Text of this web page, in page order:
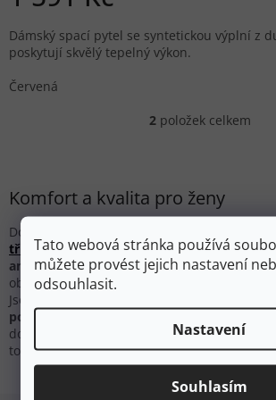
Tato webová stránka používá
můžete provést jejich nastavení
odsouhlasit.
Nastavení
Souhlasím
Dámský spací pytel se syntetickou výplní z
poskytují skvělý tepelný výkon.
Červená
Ovládací
2 položek celkem
Komfort a kvalita pro ženy
Dopřejte si to nejlepší. Ať už se jedná o
třísezónní spacák, střih těchto spacáků je
anatomii ženského těla. Spacáky jsou
oblasti ramen, často
Jsou vyrobené ze
pohodlí a tepelný komfort
dobrodružství a chtějí si užít přírodu naplno,
tou nejlepší volbou.